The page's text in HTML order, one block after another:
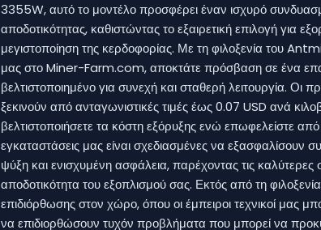
3355W, αυτό το μοντέλο προσφέρει έναν ισχυρό
αποδοτικότητας, καθιστώντας το εξαιρετική επιλογή για
μεγιστοποίηση της κερδοφορίας. Με τη φιλοξενία του
μας στο Miner-Farm.com, αποκτάτε πρόσβαση σε ένα
βελτιστοποιημένο για συνεχή και σταθερή λειτουργία. Οι
ξεκινούν από ανταγωνιστικές τιμές έως 0.07 USD ανά
βελτιστοποιήσετε τα κόστη εξόρυξης ενώ επωφελείστε
εγκαταστάσεις μας είναι σχεδιασμένες να εξασφαλίσουν
ψύξη και ενισχυμένη ασφάλεια, παρέχοντας τις
αποδοτικότητα του εξοπλισμού σας. Εκτός από τη
επιδιόρθωσης στον χώρο, όπου οι έμπειροι τεχνικοί μας
να επιδιορθώσουν τυχόν προβλήματα που μπορεί να